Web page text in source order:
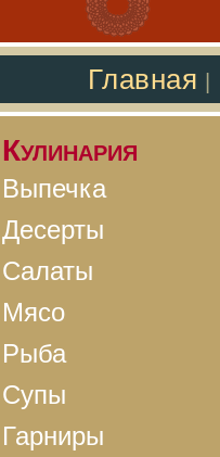
Главная
Кулинария
Выпечка
Десерты
Салаты
Мясо
Рыба
Супы
Гарниры